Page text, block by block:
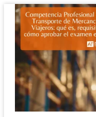
Te
Enlaces
Manual de Gestión